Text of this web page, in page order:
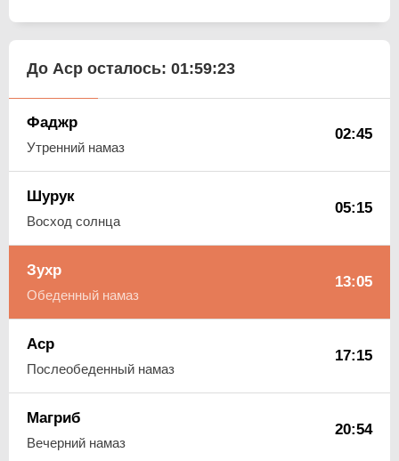
До Аср осталось: 01:59:23
Фаджр
Утренний намаз
02:45
Шурук
Восход солнца
05:15
Зухр
Обеденный намаз
13:05
Аср
Послеобеденный намаз
17:15
Магриб
Вечерний намаз
20:54